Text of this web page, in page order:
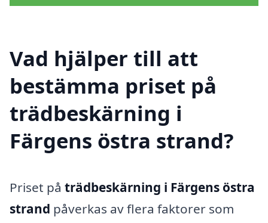
Vad hjälper till att
bestämma priset på
trädbeskärning i
Färgens östra strand?
Priset på trädbeskärning i Färgens östra
strand påverkas av flera faktorer som